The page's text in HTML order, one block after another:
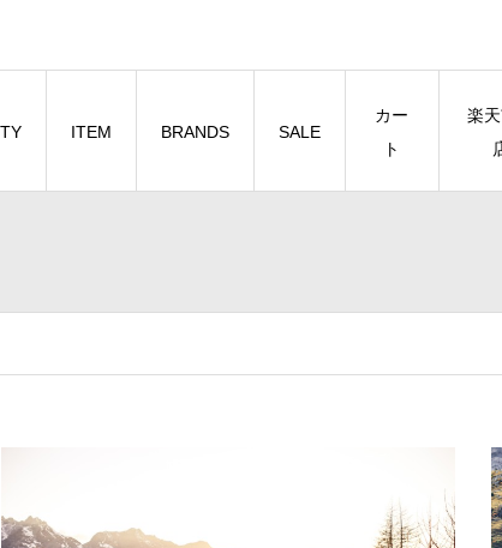
ITEM BRANDS SALE
カー
ト
楽